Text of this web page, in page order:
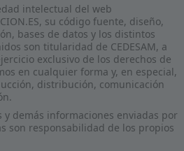
intelectual del web
su código fuente, diseño,
bases de datos y los distintos
son titularidad de CEDESAM, a
exclusivo de los derechos de
en cualquier forma y, en especial,
distribución, comunicación
y demás informaciones enviadas por
son responsabilidad de los propios